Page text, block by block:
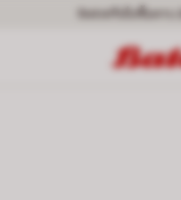
จัดส่งฟรีเมื่อซื้อครบ